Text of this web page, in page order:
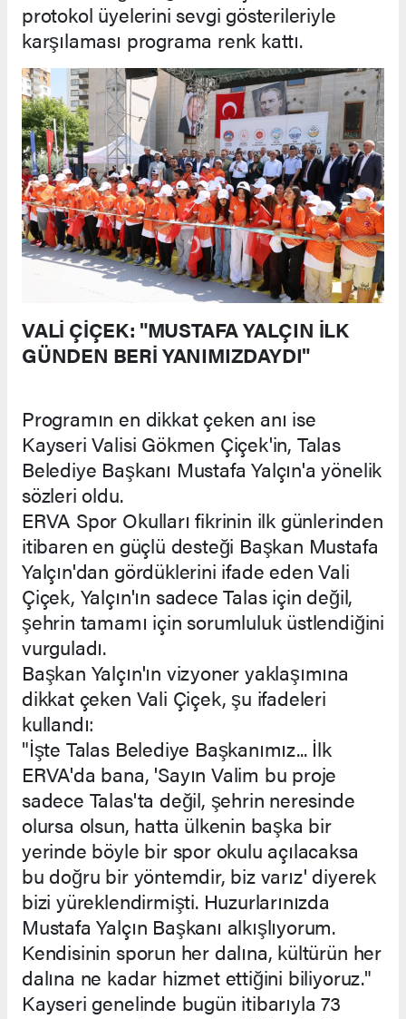
protokol üyelerini sevgi gösterileriyle
karşılaması programa renk kattı.
VALİ ÇİÇEK: "MUSTAFA YALÇIN İLK
GÜNDEN BERİ YANIMIZDAYDI"
Programın en dikkat çeken anı ise
Kayseri Valisi Gökmen Çiçek'in, Talas
Belediye Başkanı Mustafa Yalçın'a yönelik
sözleri oldu.
ERVA Spor Okulları fikrinin ilk günlerinden
itibaren en güçlü desteği Başkan Mustafa
Yalçın'dan gördüklerini ifade eden Vali
Çiçek, Yalçın'ın sadece Talas için değil,
şehrin tamamı için sorumluluk üstlendiğini
vurguladı.
Başkan Yalçın'ın vizyoner yaklaşımına
dikkat çeken Vali Çiçek, şu ifadeleri
kullandı:
"İşte Talas Belediye Başkanımız... İlk
ERVA'da bana, 'Sayın Valim bu proje
sadece Talas'ta değil, şehrin neresinde
olursa olsun, hatta ülkenin başka bir
yerinde böyle bir spor okulu açılacaksa
bu doğru bir yöntemdir, biz varız' diyerek
bizi yüreklendirmişti. Huzurlarınızda
Mustafa Yalçın Başkanı alkışlıyorum.
Kendisinin sporun her dalına, kültürün her
dalına ne kadar hizmet ettiğini biliyoruz."
Kayseri genelinde bugün itibarıyla 73